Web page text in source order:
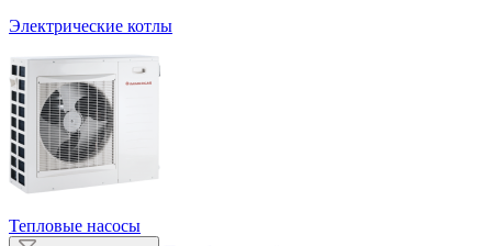
Электрические котлы
Тепловые насосы